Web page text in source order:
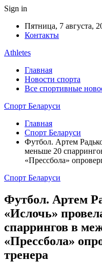
Sign in
Пятница, 7 августа,
Контакты
Athletes
Главная
Новости спорта
Все спортивные
Спорт Беларуси
Главная
Спорт Беларуси
Футбол. Артем
меньше 20
«Прессбола»
Спорт Беларуси
Футбол. Артем
«Ислочь»
спаррингов в
«Прессбола»
тренера